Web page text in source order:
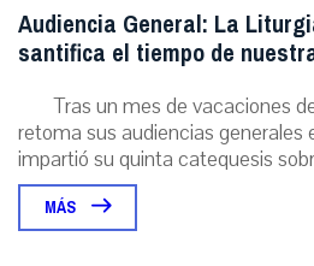
Audiencia General: La
santifica el tiempo de
Tras un mes de vacaciones
retoma sus audiencias generales
impartió su quinta catequesis
MÁS